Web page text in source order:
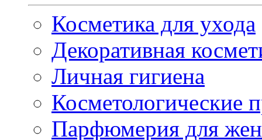
Косметика для ухода
Декоративная
Личная гигиена
Косметологические
Парфюмерия для